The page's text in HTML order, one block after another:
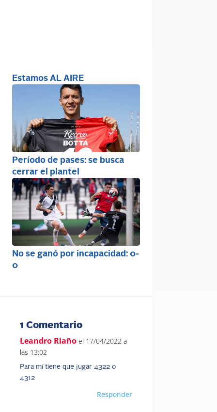
Estamos AL AIRE
Período de pases: se busca
cerrar el plantel
No se ganó por incapacidad: 0-
0
1 Comentario
Leandro Riaño el 17/04/2022 a
las 13:02
Para mí tiene que jugar 4322 o
4312
Responder